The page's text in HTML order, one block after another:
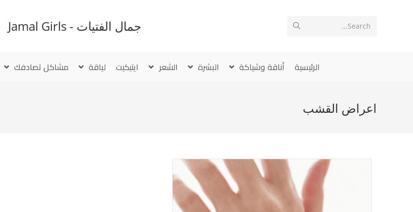
Search... جمال الفتيات - Jamal Girls
الرئيسية أناقة وشياكة البشرة الشعر ايتيكيت لياقة مشاكل تصادفك
اعراض القشب